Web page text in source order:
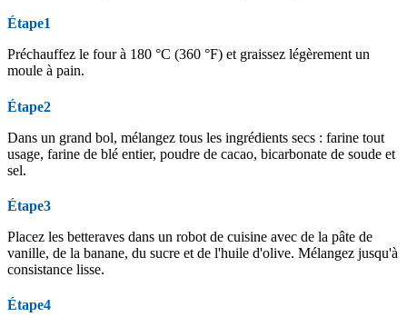
Étape1
Préchauffez le four à 180 °C (360 °F) et graissez légèrement un
moule à pain.
Étape2
Dans un grand bol, mélangez tous les ingrédients secs : farine tout
usage, farine de blé entier, poudre de cacao, bicarbonate de soude et
sel.
Étape3
Placez les betteraves dans un robot de cuisine avec de la pâte de
vanille, de la banane, du sucre et de l'huile d'olive. Mélangez jusqu'à
consistance lisse.
Étape4